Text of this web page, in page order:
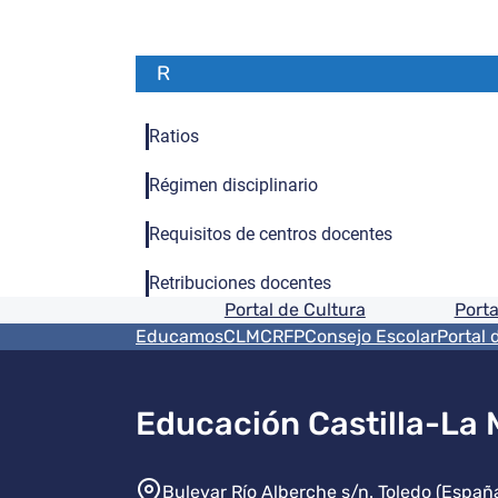
R
Ratios
Régimen disciplinario
Requisitos de centros docentes
Retribuciones docentes
Pie de pagina
Portal de Cultura
Menú del pie
EducamosCLMCRFPConsejo EscolarPortal
Educación Castilla-La
Bulevar Río Alberche s/n. Toledo